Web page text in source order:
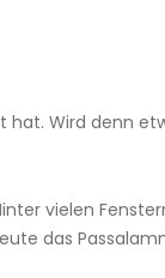
Wird denn
vielen
das